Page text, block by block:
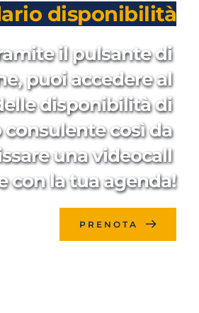
disponibilità
il pulsante di
puoi accedere al
disponibilità di
così da
una videocall
con la tua agenda!
PRENOTA